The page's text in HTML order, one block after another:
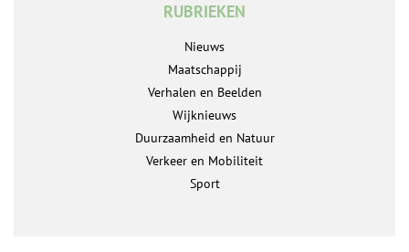
RUBRIEKEN
Nieuws
Maatschappij
Verhalen en Beelden
Wijknieuws
Duurzaamheid en Natuur
Verkeer en Mobiliteit
Sport